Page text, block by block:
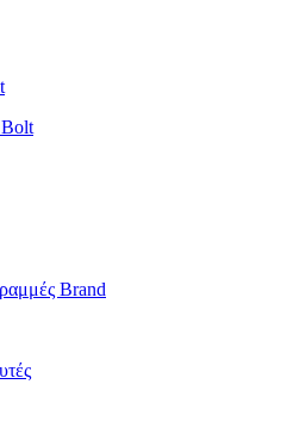
Bolt
Brand